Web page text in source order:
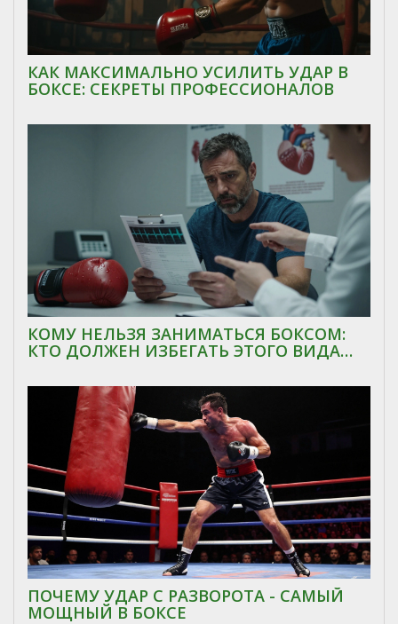
КАК МАКСИМАЛЬНО УСИЛИТЬ УДАР В
БОКСЕ: СЕКРЕТЫ ПРОФЕССИОНАЛОВ
КОМУ НЕЛЬЗЯ ЗАНИМАТЬСЯ БОКСОМ:
КТО ДОЛЖЕН ИЗБЕГАТЬ ЭТОГО ВИДА
ПОЧЕМУ УДАР С РАЗВОРОТА - САМЫЙ
МОЩНЫЙ В БОКСЕ